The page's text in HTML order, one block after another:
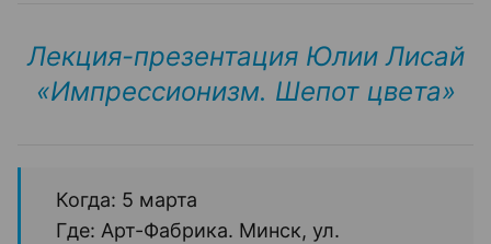
Лекция-презентация Юлии Лисай
«Импрессионизм. Шепот цвета‎»‎
Когда: 5 марта
Где: Арт-Фабрика. Минск, ул.